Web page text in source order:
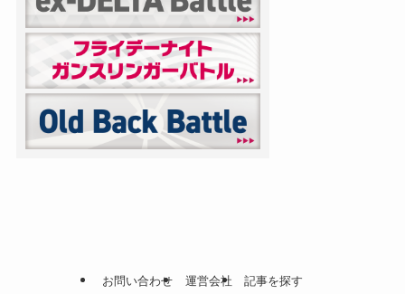
お問い合わせ 運営会社 記事を探す